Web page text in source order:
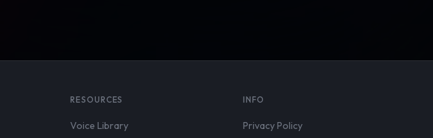
RESOURCES
Voice Library
INFO
Privacy Policy